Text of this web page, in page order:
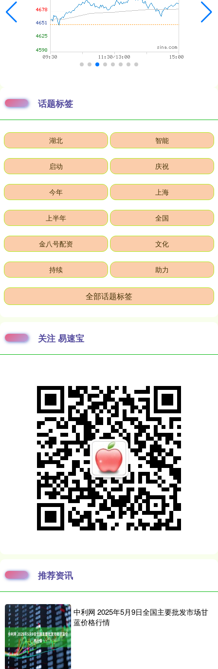
话题标签
湖北 智能
启动 庆祝
今年 上海
上半年 全国
金八号配资 文化
持续 助力
全部话题标签
关注 易速宝
推荐资讯
中利网 2025年5月9日全国主要批发市场甘
蓝价格行情